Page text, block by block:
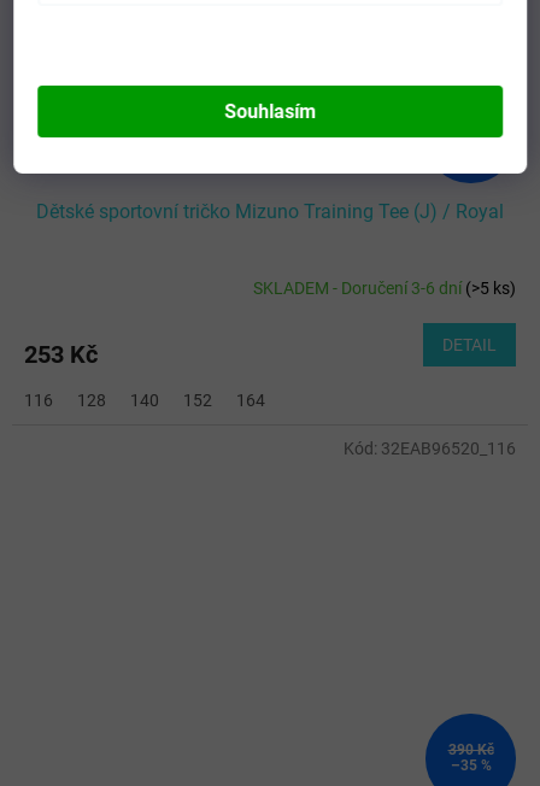
Souhlasím
Dětské sportovní tričko Mizuno Training Tee (J) / Royal
SKLADEM - Doručení 3-6 dní(>5 ks)
253 Kč DETAIL
116 128 140 152 164
390 Kč
–35 %
Kód: 32EAB96520_116